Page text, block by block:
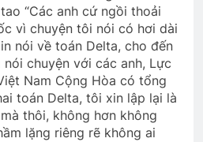
NHỚ SAIGON
nhớ mùa Xuân
“Các anh cứ ngồi thoải
vì chuyện tôi nói có hơi dài
nói về toán Delta, cho đến
chuyện với các anh, Lực
Nam Cộng Hòa có tổng
toán Delta, tôi xin lập lại là
thôi, không hơn không
lặng riêng rẽ không ai